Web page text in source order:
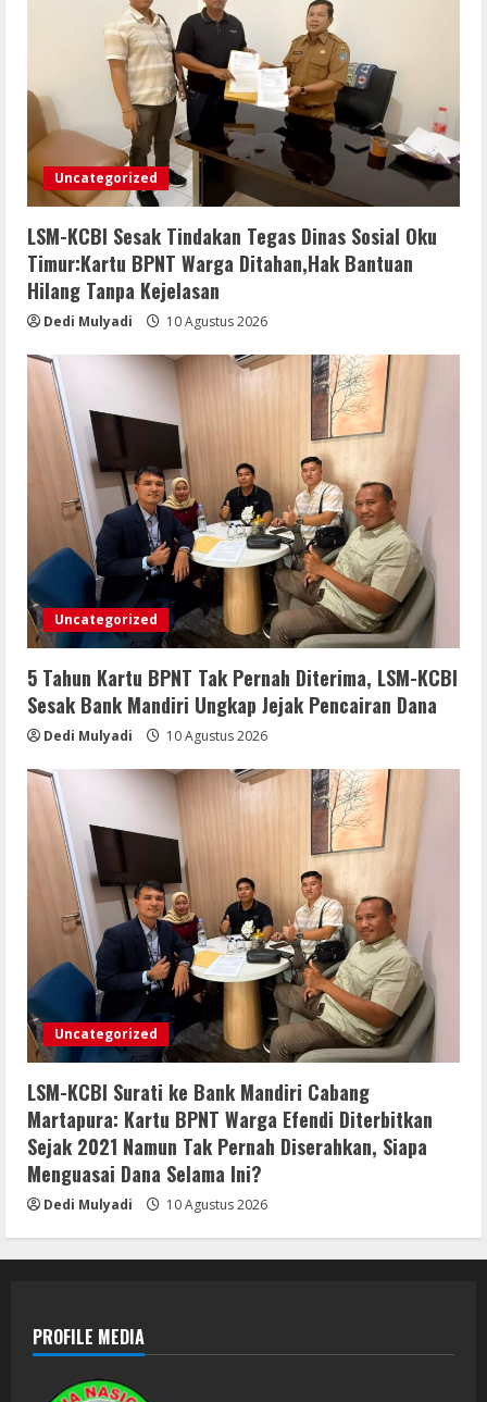
Uncategorized
LSM-KCBI Sesak Tindakan Tegas Dinas Sosial Oku
Timur:Kartu BPNT Warga Ditahan,Hak Bantuan
Hilang Tanpa Kejelasan
Dedi Mulyadi 10 Agustus 2026
Uncategorized
5 Tahun Kartu BPNT Tak Pernah Diterima, LSM-KCBI
Sesak Bank Mandiri Ungkap Jejak Pencairan Dana
Dedi Mulyadi 10 Agustus 2026
Uncategorized
LSM-KCBI Surati ke Bank Mandiri Cabang
Martapura: Kartu BPNT Warga Efendi Diterbitkan
Sejak 2021 Namun Tak Pernah Diserahkan, Siapa
Menguasai Dana Selama Ini?
Dedi Mulyadi 10 Agustus 2026
PROFILE MEDIA